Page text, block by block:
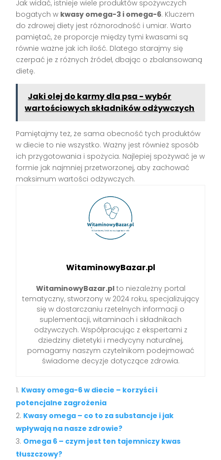
Jak widać, istnieje wiele produktów spożywczych
bogatych w kwasy omega-3 i omega-6. Kluczem
do zdrowej diety jest różnorodność i umiar. Warto
pamiętać, że proporcje między tymi kwasami są
równie ważne jak ich ilość. Dlatego starajmy się
czerpać je z różnych źródeł, dbając o zbalansowaną
dietę.
Jaki olej do karmy dla psa - wybór
wartościowych składników odżywczych
Pamiętajmy też, że sama obecność tych produktów
w diecie to nie wszystko. Ważny jest również sposób
ich przygotowania i spożycia. Najlepiej spożywać je w
formie jak najmniej przetworzonej, aby zachować
maksimum wartości odżywczych.
WitaminowyBazar.pl
WitaminowyBazar.plto niezależny portal
tematyczny, stworzony w 2024 roku, specjalizujący
się w dostarczaniu rzetelnych informacji o
suplementacji, witaminach i składnikach
odżywczych. Współpracując z ekspertami z
dziedziny dietetyki i medycyny naturalnej,
pomagamy naszym czytelnikom podejmować
świadome decyzje dotyczące zdrowia.
Kwasy omega-6 w diecie – korzyści i
potencjalne zagrożenia
Kwasy omega – co to za substancje i jak
wpływają na nasze zdrowie?
Omega 6 – czym jest ten tajemniczy kwas
tłuszczowy?